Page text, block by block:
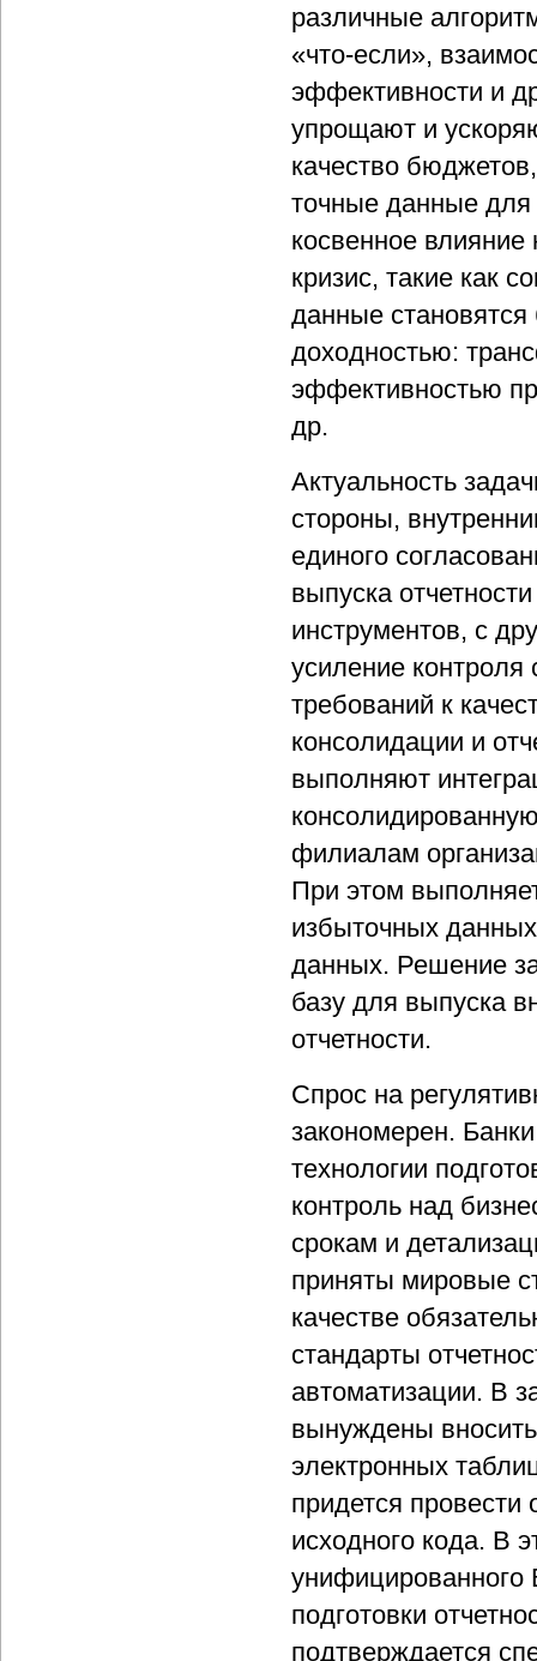
различные
«что-если»,
эффективности и
упрощают и
качество
точные данные для
косвенное
кризис, такие как
данные
доходностью:
эффективностью
др.
Актуальность
стороны,
единого
выпуска
инструментов, с
усиление
требований к
консолидации и
выполняют
филиалам
При этом
избыточных
данных. Решение
базу для выпуска
отчетности.
Спрос на
закономерен.
технологии
контроль над
срокам и
приняты мировые
качестве
стандарты
автоматизации. В
вынуждены
электронных
придется провести
исходного кода. В
унифицированного
подготовки
подтверждается